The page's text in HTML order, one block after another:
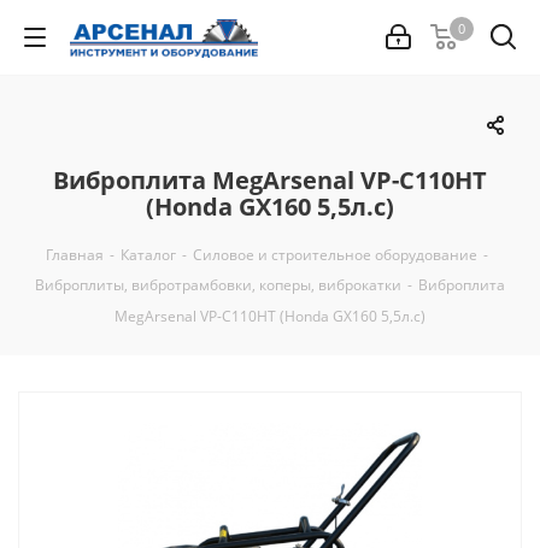
0
Виброплита MegArsenal VP-C110НT
(Honda GХ160 5,5л.с)
Главная - Каталог - Силовое и строительное оборудование -
Виброплиты, вибротрамбовки, коперы, виброкатки - Виброплита
MegArsenal VP-C110НT (Honda GХ160 5,5л.с)